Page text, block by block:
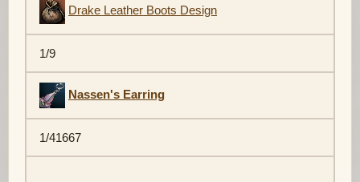
Drake Leather Boots Design
1/9
Nassen's Earring
1/41667